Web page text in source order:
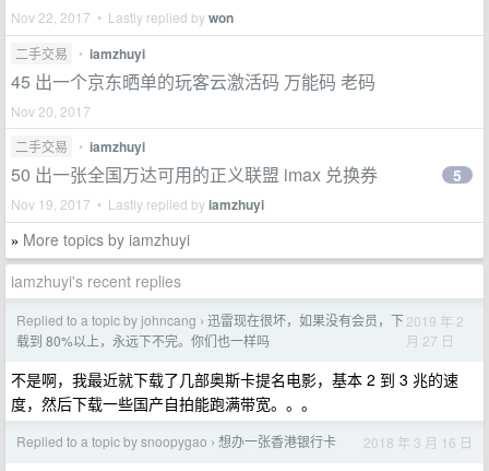
Nov 22, 2017 • Lastly replied bywon
二手交易 • iamzhuyi
45 出一个京东晒单的玩客云激活码 万能码 老码
Nov 20, 2017
二手交易
• iamzhuyi
50 出一张全国万达可用的正义联盟 imax 兑换券
Nov 19, 2017 • Lastly replied byiamzhuyi
5
» More topics by iamzhuyi
iamzhuyi's recent replies
Replied to a topic by johncang › 迅雷现在很坏，如果没有会员，下
载到 80%以上，永远下不完。你们也一样吗
2019 年 2
月 27 日
不是啊，我最近就下载了几部奥斯卡提名电影，基本 2 到 3 兆的速
度，然后下载一些国产自拍能跑满带宽。。。
Replied to a topic by snoopygao › 想办一张香港银行卡 2018 年 3 月 16 日